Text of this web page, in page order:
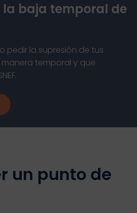
la baja temporal de
pedir la supresión de tus
temporal y que
un punto de